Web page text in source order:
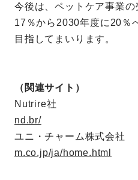
今後は、ペットケア事業
17％から2030年度に20％
目指してまいります。
（関連サイト）
Nutrire社
nd.br/
ユニ・チャーム株式会
m.co.jp/ja/home.html